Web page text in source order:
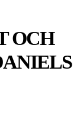
OCH